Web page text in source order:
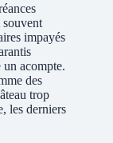
souvent
impayés
un acompte.
des
trop
les derniers